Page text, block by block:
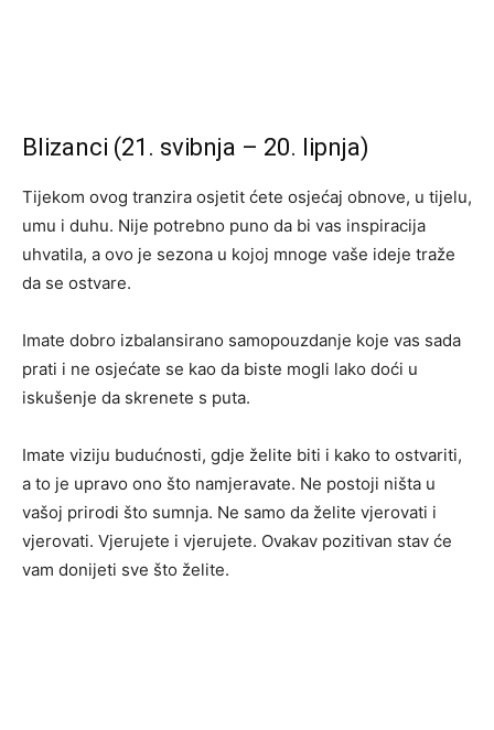
Blizanci (21. svibnja – 20. lipnja)
Tijekom ovog tranzira osjetit ćete osjećaj obnove, u tijelu,
umu i duhu. Nije potrebno puno da bi vas inspiracija
uhvatila, a ovo je sezona u kojoj mnoge vaše ideje traže
da se ostvare.
Imate dobro izbalansirano samopouzdanje koje vas sada
prati i ne osjećate se kao da biste mogli lako doći u
iskušenje da skrenete s puta.
Imate viziju budućnosti, gdje želite biti i kako to ostvariti,
a to je upravo ono što namjeravate. Ne postoji ništa u
vašoj prirodi što sumnja. Ne samo da želite vjerovati i
vjerovati. Vjerujete i vjerujete. Ovakav pozitivan stav će
vam donijeti sve što želite.